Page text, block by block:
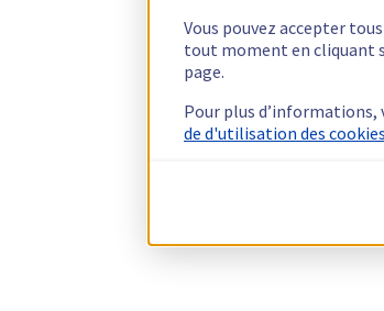
Vous pouvez accepter
tout moment en cliquant
page.
Pour plus
de d'utilisation des